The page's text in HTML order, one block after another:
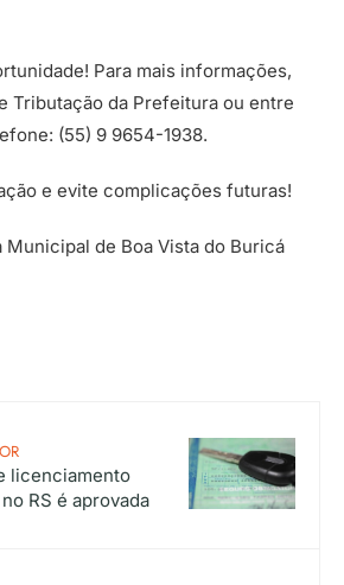
Para mais informações,
Tributação da Prefeitura ou entre
(55) 9 9654-1938.
e evite complicações futuras!
Municipal de Boa Vista do Buricá
licenciamento
RS é aprovada